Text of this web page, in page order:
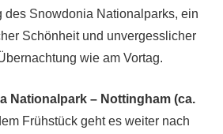
des Snowdonia Nationalparks, ein
Schönheit und unvergesslicher
wie am Vortag.
Nationalpark – Nottingham (ca.
Frühstück geht es weiter nach